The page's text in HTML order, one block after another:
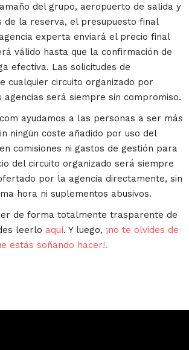
del grupo, aeropuerto de salida y
de la reserva, el presupuesto final
experta enviará el precio final
válido hasta que la confirmación de
efectiva. Las solicitudes de
cualquier circuito organizado por
agencias será siempre sin compromiso.
ayudamos a las personas a ser más
ningún coste añadido por uso del
comisiones ni gastos de gestión para
del circuito organizado será siempre
por la agencia directamente, sin
hora ni suplementos abusivos.
de forma totalmente trasparente de
leerlo aquí. Y luego, ¡no te olvides de
estás soñando hacer!.